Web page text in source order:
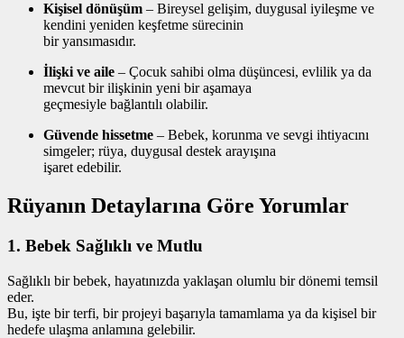
Kişisel dönüşüm – Bireysel gelişim, duygusal iyileşme ve
kendini yeniden keşfetme sürecinin
bir yansımasıdır.
İlişki ve aile – Çocuk sahibi olma düşüncesi, evlilik ya da
mevcut bir ilişkinin yeni bir aşamaya
geçmesiyle bağlantılı olabilir.
Güvende hissetme – Bebek, korunma ve sevgi ihtiyacını
simgeler; rüya, duygusal destek arayışına
işaret edebilir.
Rüyanın Detaylarına Göre Yorumlar
1. Bebek Sağlıklı ve Mutlu
Sağlıklı bir bebek, hayatınızda yaklaşan olumlu bir dönemi temsil
eder.
Bu, işte bir terfi, bir projeyi başarıyla tamamlama ya da kişisel bir
hedefe ulaşma anlamına gelebilir.